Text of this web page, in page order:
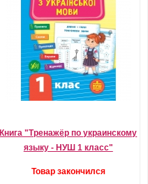
Книга "Тренажёр по украинскому
языку - НУШ 1 класс"
Товар закончился